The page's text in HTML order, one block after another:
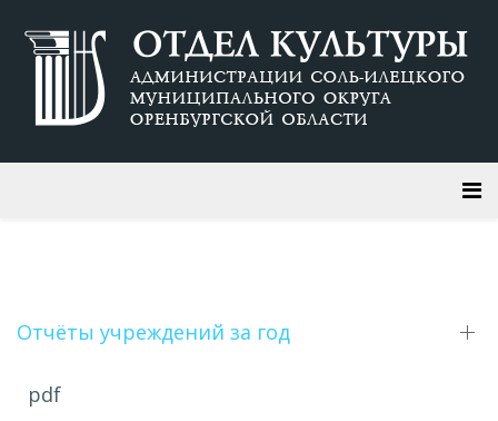
Отчёты учреждений за год
pdf